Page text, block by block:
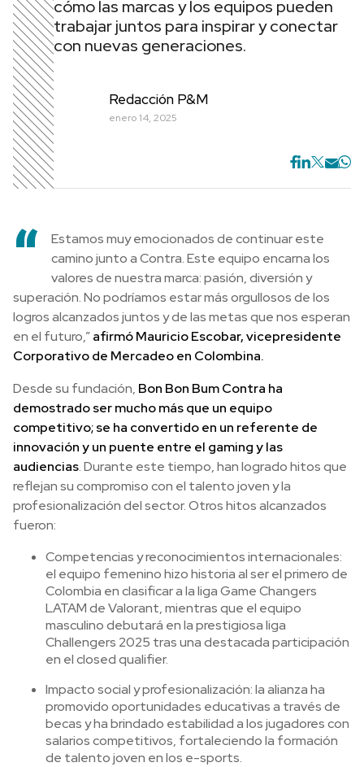
cómo las marcas y los equipos pueden
trabajar juntos para inspirar y conectar
con nuevas generaciones.
Redacción P&M
enero 14, 2025
“
Estamos muy emocionados de continuar este
camino junto a Contra. Este equipo encarna los
valores de nuestra marca: pasión, diversión y
superación. No podríamos estar más orgullosos de los
logros alcanzados juntos y de las metas que nos esperan
en el futuro,”afirmó Mauricio Escobar, vicepresidente
Corporativo de Mercadeo en Colombina.
Desde su fundación, Bon Bon Bum Contra ha
demostrado ser mucho más que un equipo
competitivo; se ha convertido en un referente de
innovación y un puente entre el gaming y las
audiencias. Durante este tiempo, han logrado hitos que
reflejan su compromiso con el talento joven y la
profesionalización del sector. Otros hitos alcanzados
fueron:
Competencias y reconocimientos internacionales:
el equipo femenino hizo historia al ser el primero de
Colombia en clasificar a la liga Game Changers
LATAM de Valorant, mientras que el equipo
masculino debutará en la prestigiosa liga
Challengers 2025 tras una destacada participación
en el closed qualifier.
Impacto social y profesionalización: la alianza ha
promovido oportunidades educativas a través de
becas y ha brindado estabilidad a los jugadores con
salarios competitivos, fortaleciendo la formación
de talento joven en los e-sports.